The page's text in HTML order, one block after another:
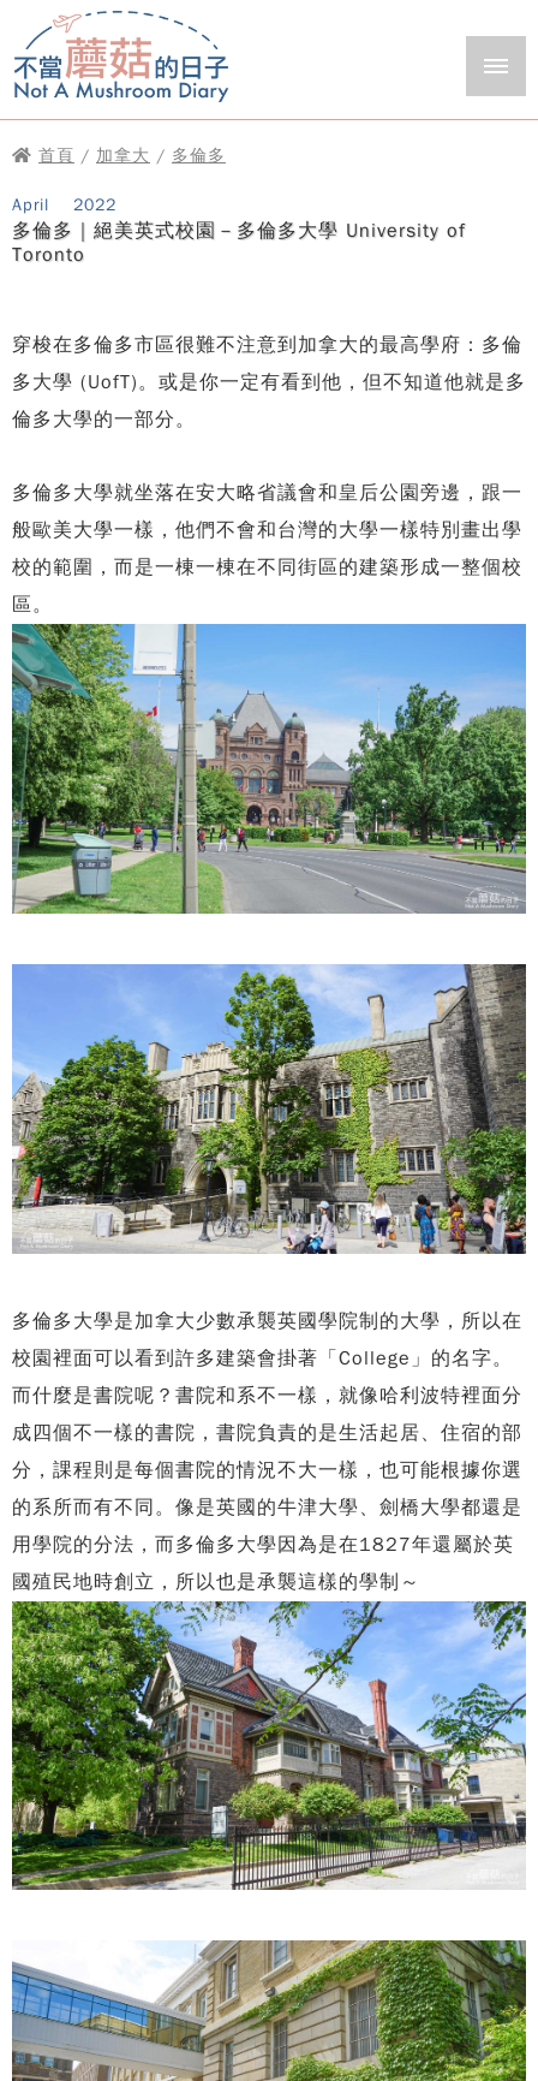
首頁 / 加拿大 / 多倫多
April 2022
多倫多｜絕美英式校園－多倫多大學 University of
Toronto
穿梭在多倫多市區很難不注意到加拿大的最高學府：多倫
多大學 (UofT)。或是你一定有看到他，但不知道他就是多
倫多大學的一部分。
多倫多大學就坐落在安大略省議會和皇后公園旁邊，跟一
般歐美大學一樣，他們不會和台灣的大學一樣特別畫出學
校的範圍，而是一棟一棟在不同街區的建築形成一整個校
區。
多倫多大學是加拿大少數承襲英國學院制的大學，所以在
校園裡面可以看到許多建築會掛著「College」的名字。
而什麼是書院呢？書院和系不一樣，就像哈利波特裡面分
成四個不一樣的書院，書院負責的是生活起居、住宿的部
分，課程則是每個書院的情況不大一樣，也可能根據你選
的系所而有不同。像是英國的牛津大學、劍橋大學都還是
用學院的分法，而多倫多大學因為是在1827年還屬於英
國殖民地時創立，所以也是承襲這樣的學制～